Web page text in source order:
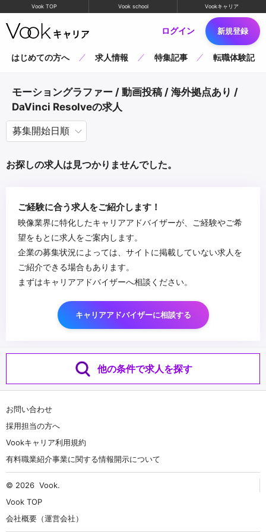
Vook TOP Vook school Vookキャリア
ログイン 新規登録
はじめての方へ 求人情報 特集記事 転職体験記
モーショングラファー / 動画投稿 / 海外拠点あり /
DaVinci Resolveの求人
お探しの求人は見つかりませんでした。
ご経験に合う求人をご紹介します！
映像業界に特化したキャリアアドバイザーが、ご経験やご希
望をもとに求人をご案内します。
企業の募集状況によっては、サイトに掲載していない求人を
ご紹介できる場合もあります。
まずはキャリアアドバイザーへ相談ください。
キャリアアドバイザーに相談する
他の条件で求人を探す
お問い合わせ
採用担当の方へ
Vookキャリア利用規約
有料職業紹介事業に関する情報開示について
© 2026 Vook.
Vook TOP
会社概要（運営会社）